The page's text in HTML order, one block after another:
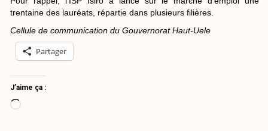
trentaine des lauréats, répartie dans plusieurs filières.
Cellule de communication du Gouvernorat Haut-Uele
Partager
J’aime ça :